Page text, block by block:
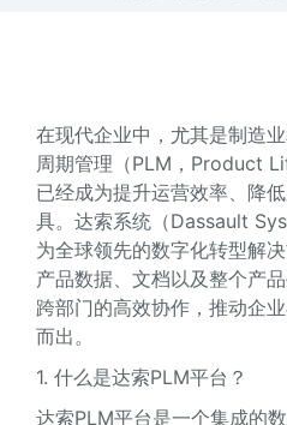
在现代企业中，尤其是制造
周期管理（PLM，Product
已经成为提升运营效率、降
具。达索系统（Dassault
为全球领先的数字化转型解
产品数据、文档以及整个产
跨部门的高效协作，推动企
而出。
1. 什么是达索PLM平台？
达索PLM平台是一个集成的